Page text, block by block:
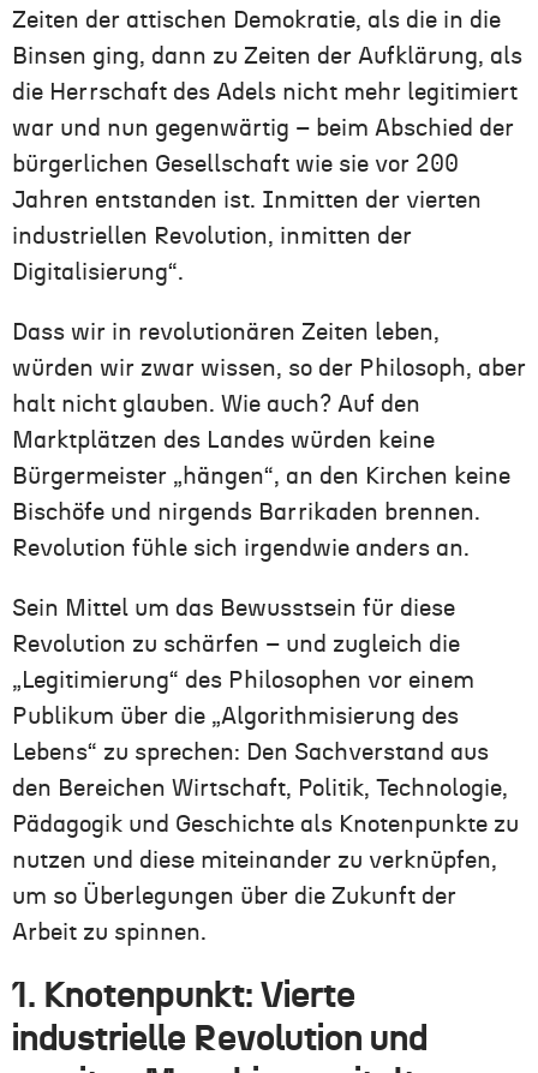
Zeiten der attischen Demokratie, als die in die
Binsen ging, dann zu Zeiten der Aufklärung, als
die Herrschaft des Adels nicht mehr legitimiert
war und nun gegenwärtig – beim Abschied der
bürgerlichen Gesellschaft wie sie vor 200
Jahren entstanden ist. Inmitten der vierten
industriellen Revolution, inmitten der
Digitalisierung“.
Dass wir in revolutionären Zeiten leben,
würden wir zwar wissen, so der Philosoph, aber
halt nicht glauben. Wie auch? Auf den
Marktplätzen des Landes würden keine
Bürgermeister „hängen“, an den Kirchen keine
Bischöfe und nirgends Barrikaden brennen.
Revolution fühle sich irgendwie anders an.
Sein Mittel um das Bewusstsein für diese
Revolution zu schärfen – und zugleich die
„Legitimierung“ des Philosophen vor einem
Publikum über die „Algorithmisierung des
Lebens“ zu sprechen: Den Sachverstand aus
den Bereichen Wirtschaft, Politik, Technologie,
Pädagogik und Geschichte als Knotenpunkte zu
nutzen und diese miteinander zu verknüpfen,
um so Überlegungen über die Zukunft der
Arbeit zu spinnen.
1. Knotenpunkt: Vierte
industrielle Revolution und